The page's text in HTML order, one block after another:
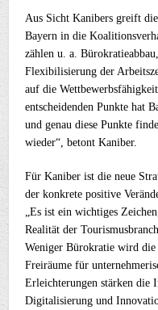
Aus Sicht Kanibers greift
Bayern in die
zählen u. a.
Flexibilisierung der
auf die
entscheidenden Punkte hat
und genau diese Punkte
wieder“, betont Kaniber.
Für Kaniber ist die neue
der konkrete positive
„Es ist ein wichtiges
Realität der
Weniger Bürokratie wird die
Freiräume für
Erleichterungen stärken die
Digitalisierung und